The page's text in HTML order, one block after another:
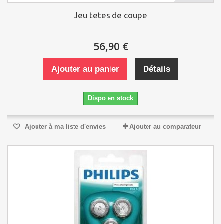
Jeu tetes de coupe
56,90 €
Ajouter au panier Détails
Dispo en stock
Ajouter à ma liste d'envies Ajouter au comparateur